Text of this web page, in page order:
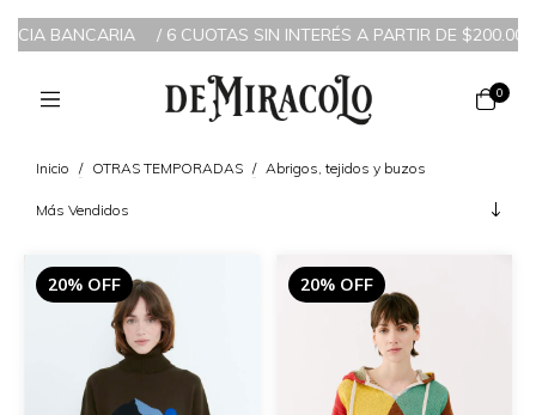
BANCARIA 6 CUOTAS SIN INTERÉS A PARTIR DE $200.000
0
Inicio / OTRAS TEMPORADAS / Abrigos, tejidos y buzos
20% OFF 20% OFF